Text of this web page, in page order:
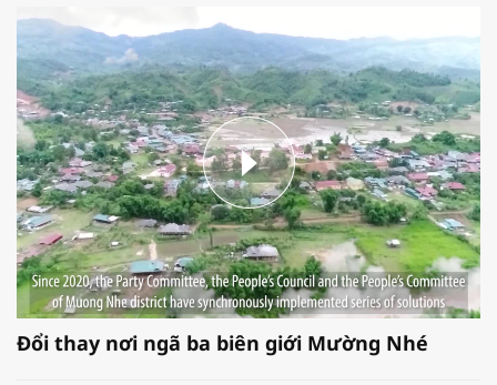
Đổi thay nơi ngã ba biên giới Mường Nhé